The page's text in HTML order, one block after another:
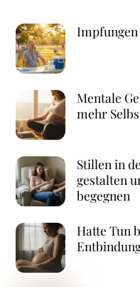
Mentale
mehr
Stillen in
gestalten
begegnen
Hatte Tun